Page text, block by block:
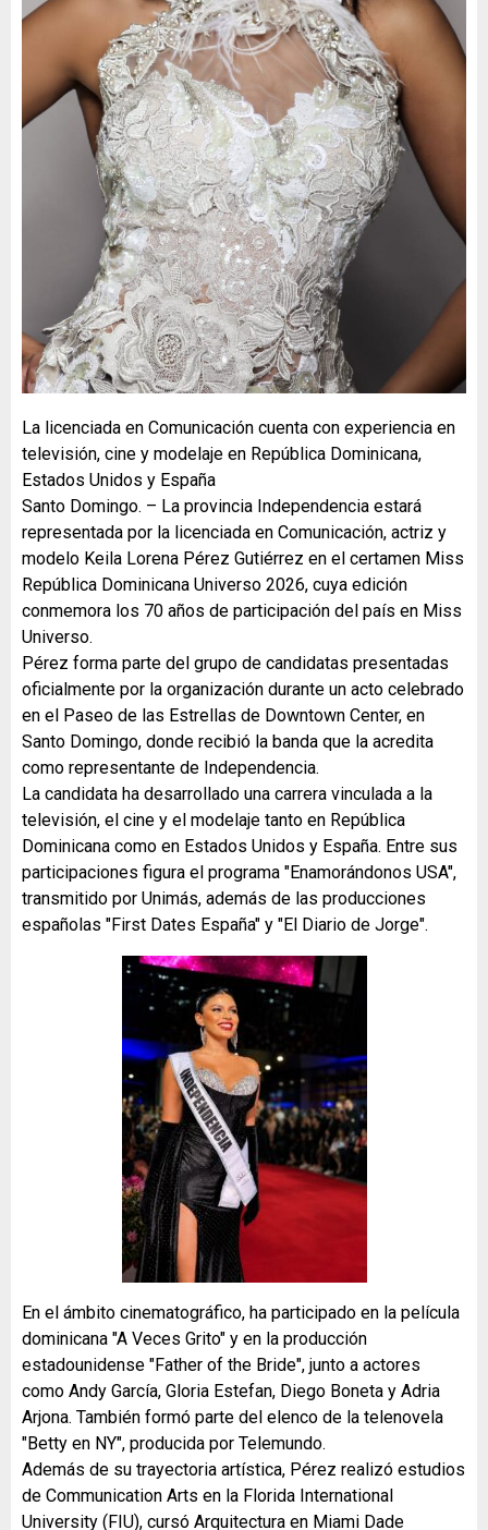
La licenciada en Comunicación cuenta con experiencia en
televisión, cine y modelaje en República Dominicana,
Estados Unidos y España
Santo Domingo. – La provincia Independencia estará
representada por la licenciada en Comunicación, actriz y
modelo Keila Lorena Pérez Gutiérrez en el certamen Miss
República Dominicana Universo 2026, cuya edición
conmemora los 70 años de participación del país en Miss
Universo.
Pérez forma parte del grupo de candidatas presentadas
oficialmente por la organización durante un acto celebrado
en el Paseo de las Estrellas de Downtown Center, en
Santo Domingo, donde recibió la banda que la acredita
como representante de Independencia.
La candidata ha desarrollado una carrera vinculada a la
televisión, el cine y el modelaje tanto en República
Dominicana como en Estados Unidos y España. Entre sus
participaciones figura el programa "Enamorándonos USA",
transmitido por Unimás, además de las producciones
españolas "First Dates España" y "El Diario de Jorge".
En el ámbito cinematográfico, ha participado en la película
dominicana "A Veces Grito" y en la producción
estadounidense "Father of the Bride", junto a actores
como Andy García, Gloria Estefan, Diego Boneta y Adria
Arjona. También formó parte del elenco de la telenovela
"Betty en NY", producida por Telemundo.
Además de su trayectoria artística, Pérez realizó estudios
de Communication Arts en la Florida International
University (FIU), cursó Arquitectura en Miami Dade